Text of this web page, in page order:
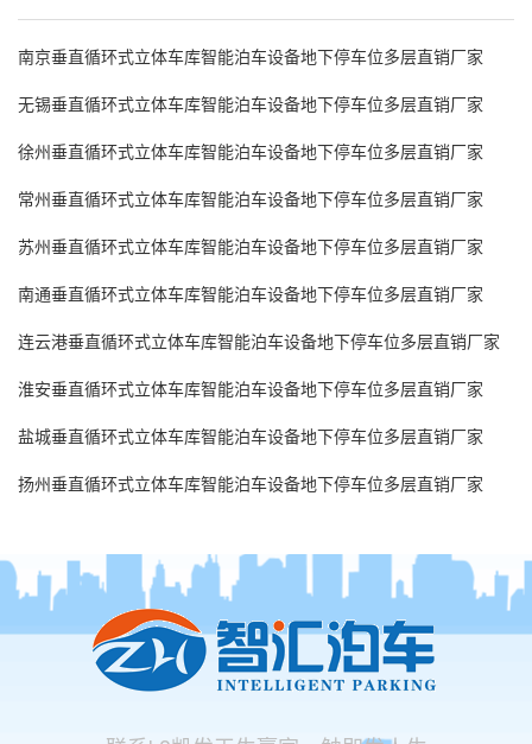
南京垂直循环式立体车库智能泊车设备地下停车位多层直销厂家
无锡垂直循环式立体车库智能泊车设备地下停车位多层直销厂家
徐州垂直循环式立体车库智能泊车设备地下停车位多层直销厂家
常州垂直循环式立体车库智能泊车设备地下停车位多层直销厂家
苏州垂直循环式立体车库智能泊车设备地下停车位多层直销厂家
南通垂直循环式立体车库智能泊车设备地下停车位多层直销厂家
连云港垂直循环式立体车库智能泊车设备地下停车位多层直销厂家
淮安垂直循环式立体车库智能泊车设备地下停车位多层直销厂家
盐城垂直循环式立体车库智能泊车设备地下停车位多层直销厂家
扬州垂直循环式立体车库智能泊车设备地下停车位多层直销厂家